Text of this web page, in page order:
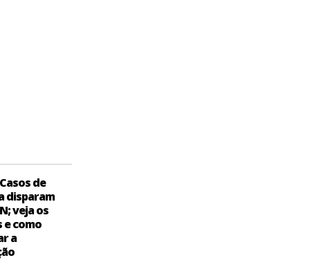
Casos de
disparam
veja os
e como
a